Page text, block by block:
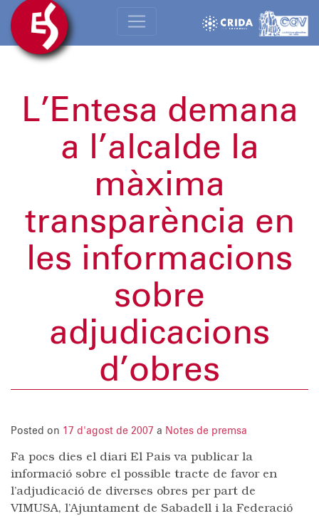
L’Entesa demana
a l’alcalde la
màxima
transparència en
les informacions
sobre
adjudicacions
d’obres
Posted on 17 d'agost de 2007 a Notes de premsa
Fa pocs dies el diari El Pais va publicar la
informació sobre el possible tracte de favor en
l’adjudicació de diverses obres per part de
VIMUSA, l’Ajuntament de Sabadell i la Federació